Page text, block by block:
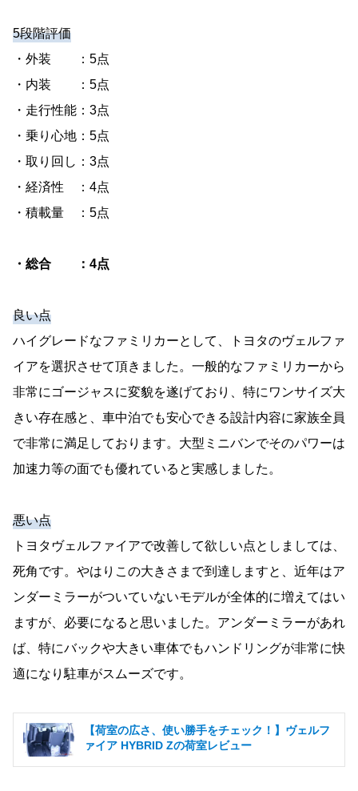
5段階評価
・外装 ：5点
・内装 ：5点
・走行性能：3点
・乗り心地：5点
・取り回し：3点
・経済性 ：4点
・積載量 ：5点
・総合 ：4点
良い点
ハイグレードなファミリカーとして、トヨタのヴェルファ
イアを選択させて頂きました。一般的なファミリカーから
非常にゴージャスに変貌を遂げており、特にワンサイズ大
きい存在感と、車中泊でも安心できる設計内容に家族全員
で非常に満足しております。大型ミニバンでそのパワーは
加速力等の面でも優れていると実感しました。
悪い点
トヨタヴェルファイアで改善して欲しい点としましては、
死角です。やはりこの大きさまで到達しますと、近年はア
ンダーミラーがついていないモデルが全体的に増えてはい
ますが、必要になると思いました。アンダーミラーがあれ
ば、特にバックや大きい車体でもハンドリングが非常に快
適になり駐車がスムーズです。
【荷室の広さ、使い勝手をチェック！】ヴェルフ
ァイア HYBRID Zの荷室レビュー